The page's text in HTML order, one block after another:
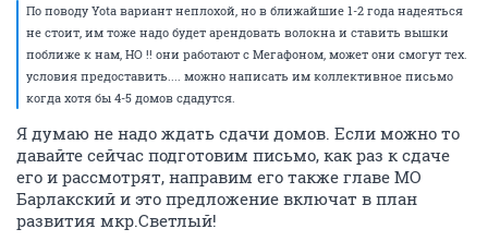
По поводу Yota вариант неплохой, но в ближайшие 1-2 года надеяться
не стоит, им тоже надо будет арендовать волокна и ставить вышки
поближе к нам, НО !! они работают с Мегафоном, может они смогут тех.
условия предоставить.... можно написать им коллективное письмо
когда хотя бы 4-5 домов сдадутся.
Я думаю не надо ждать сдачи домов. Если можно то
давайте сейчас подготовим письмо, как раз к сдаче
его и рассмотрят, направим его также главе МО
Барлакский и это предложение включат в план
развития мкр.Светлый!